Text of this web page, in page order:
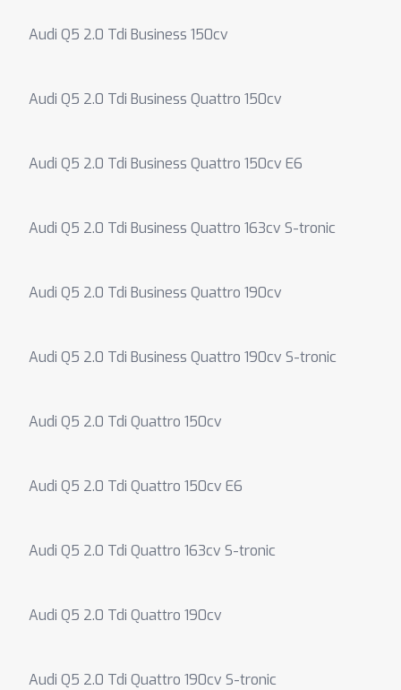
Audi Q5 2.0 Tdi Business 150cv
Audi Q5 2.0 Tdi Business Quattro 150cv
Audi Q5 2.0 Tdi Business Quattro 150cv E6
Audi Q5 2.0 Tdi Business Quattro 163cv S-tronic
Audi Q5 2.0 Tdi Business Quattro 190cv
Audi Q5 2.0 Tdi Business Quattro 190cv S-tronic
Audi Q5 2.0 Tdi Quattro 150cv
Audi Q5 2.0 Tdi Quattro 150cv E6
Audi Q5 2.0 Tdi Quattro 163cv S-tronic
Audi Q5 2.0 Tdi Quattro 190cv
Audi Q5 2.0 Tdi Quattro 190cv S-tronic